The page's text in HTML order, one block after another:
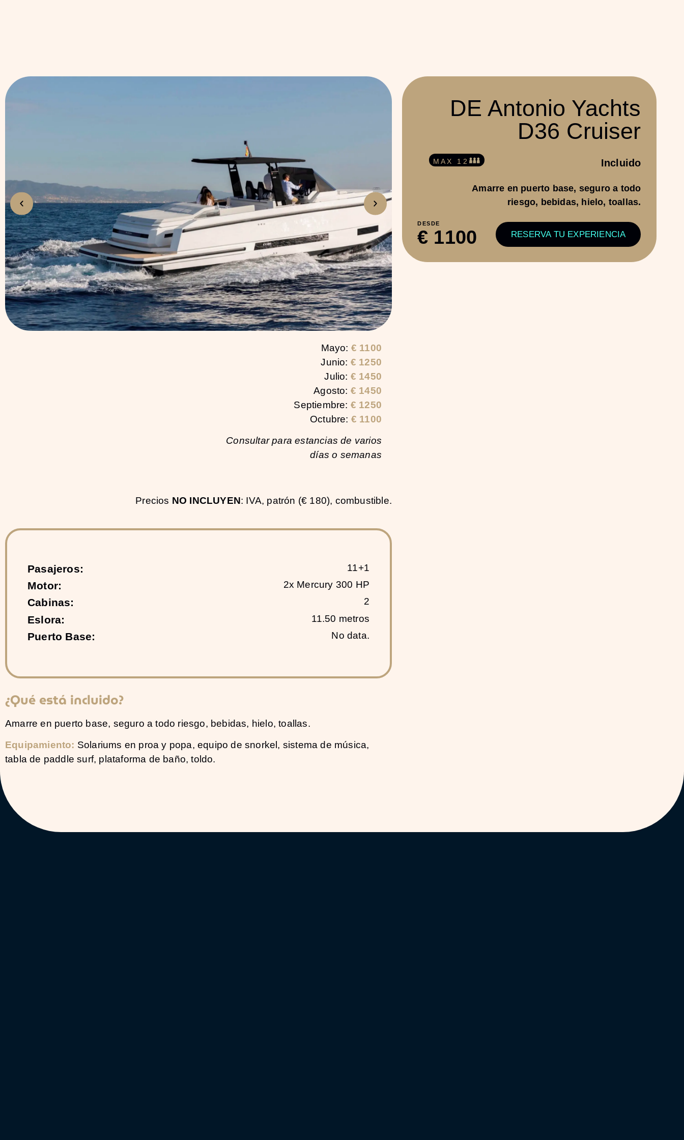
Mayo: € 1100
Junio: € 1250
Julio: € 1450
Agosto: € 1450
Septiembre: € 1250
Octubre: € 1100
Consultar para estancias de varios
días o semanas
Precios NO INCLUYEN: IVA, patrón (€ 180), combustible.
Pasajeros: 11+1
Motor: 2x Mercury 300 HP
Cabinas: 2
Eslora: 11.50 metros
Puerto Base: No data.
¿Qué está incluido?
Amarre en puerto base, seguro a todo riesgo, bebidas, hielo, toallas.
Equipamiento: Solariums en proa y popa, equipo de snorkel, sistema de música,
tabla de paddle surf, plataforma de baño, toldo.
DE Antonio Yachts
D36 Cruiser
MAX 12 Incluido
Amarre en puerto base, seguro a todo
riesgo, bebidas, hielo, toallas.
DESDE
€ 1100 RESERVA TU EXPERIENCIA